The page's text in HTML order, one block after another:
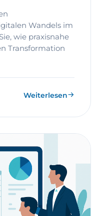
Wandels im
wie praxisnahe
Transformation
Weiterlesen